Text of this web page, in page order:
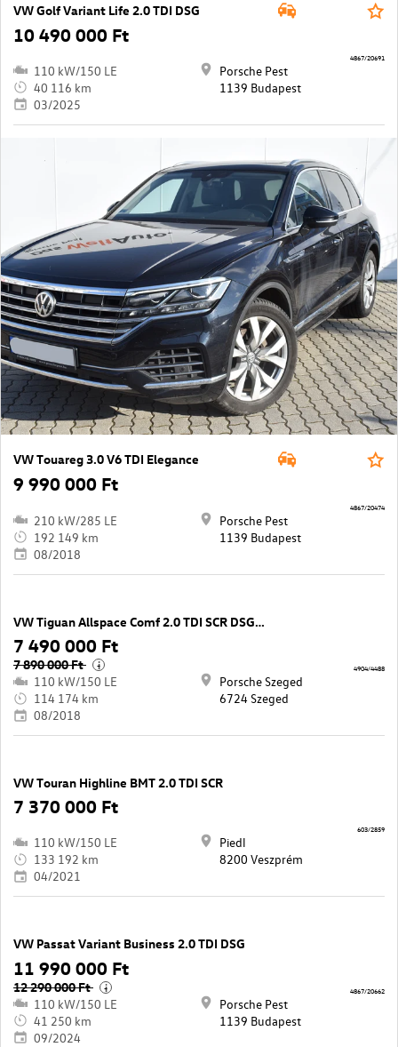
VW Golf Variant Life 2.0 TDI DSG
10 490 000 Ft
110 kW/150 LE
40 116 km
03/2025
Porsche Pest
1139 Budapest
4867/20691
VW Touareg 3.0 V6 TDI Elegance
9 990 000 Ft
210 kW/285 LE
192 149 km
08/2018
Porsche Pest
1139 Budapest
4867/20474
VW Tiguan Allspace Comf 2.0 TDI SCR DSG 4Mo
7 490 000 Ft
7 890 000 Ft i
110 kW/150 LE
114 174 km
08/2018
Porsche Szeged
6724 Szeged
4904/4488
VW Touran Highline BMT 2.0 TDI SCR
7 370 000 Ft
110 kW/150 LE
133 192 km
04/2021
Piedl
8200 Veszprém
603/2859
VW Passat Variant Business 2.0 TDI DSG
11 990 000 Ft
12 290 000 Ft i
110 kW/150 LE
41 250 km
09/2024
Porsche Pest
1139 Budapest
4867/20662